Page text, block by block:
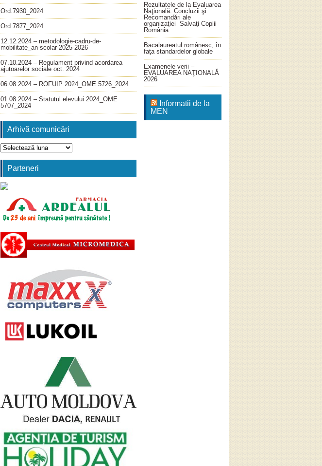
Ord.7930_2024
Ord.7877_2024
12.12.2024 – metodologie-cadru-de-
mobilitate_an-scolar-2025-2026
07.10.2024 – Regulament privind acordarea
ajutoarelor sociale oct. 2024
06.08.2024 – ROFUIP 2024_OME 5726_2024
01.08.2024 – Statutul elevului 2024_OME
5707_2024
Arhivă comunicări
Arhivă
comunicări
Parteneri
Rezultatele de la Evaluarea
Naţională: Concluzii şi
Recomandări ale
organizaţiei Salvaţi Copiii
România
Bacalaureatul românesc, în
faţa standardelor globale
Examenele verii –
EVALUAREA NAŢIONALĂ
2026
Informatii de la
MEN